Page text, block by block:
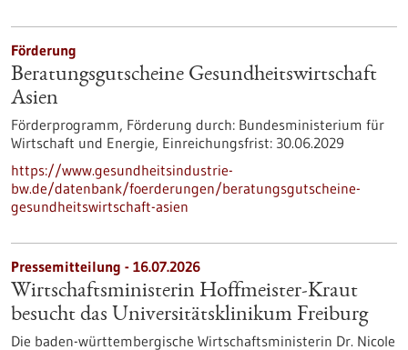
Förderung
Beratungsgutscheine Gesundheitswirtschaft
Asien
Förderprogramm, Förderung durch: Bundesministerium für
Wirtschaft und Energie, Einreichungsfrist: 30.06.2029
https://www.gesundheitsindustrie-
bw.de/datenbank/foerderungen/beratungsgutscheine-
gesundheitswirtschaft-asien
Pressemitteilung - 16.07.2026
Wirtschaftsministerin Hoffmeister-Kraut
besucht das Universitätsklinikum Freiburg
Die baden-württembergische Wirtschaftsministerin Dr. Nicole